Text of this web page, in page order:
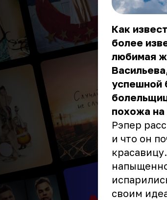
Как
более
любимая
успешной
похожа
Рэпер
и что он
своим